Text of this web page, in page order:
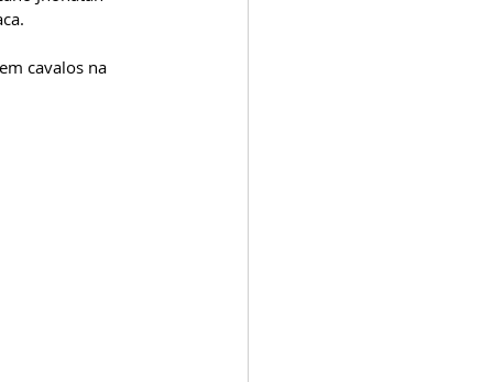
cavalos na